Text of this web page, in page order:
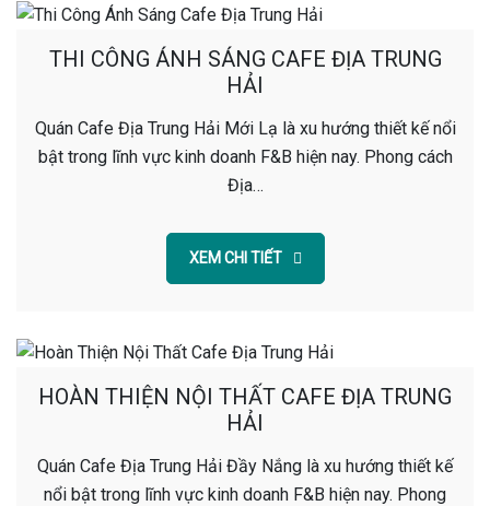
THI CÔNG ÁNH SÁNG CAFE ĐỊA TRUNG
HẢI
Quán Cafe Địa Trung Hải Mới Lạ là xu hướng thiết kế nổi
bật trong lĩnh vực kinh doanh F&B hiện nay. Phong cách
Địa…
XEM CHI TIẾT
HOÀN THIỆN NỘI THẤT CAFE ĐỊA TRUNG
HẢI
Quán Cafe Địa Trung Hải Đầy Nắng là xu hướng thiết kế
nổi bật trong lĩnh vực kinh doanh F&B hiện nay. Phong